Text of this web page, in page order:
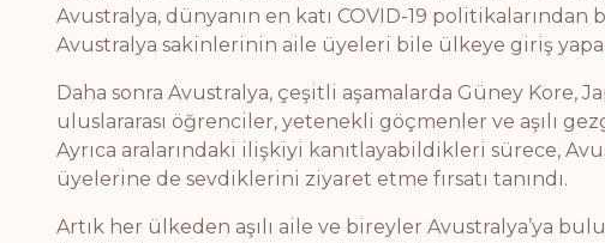
Avustralya, dünyanın en katı COVID-19
Avustralya sakinlerinin aile üyeleri bile ülkeye giriş
Daha sonra Avustralya, çeşitli aşamalarda Güney Kore,
uluslararası öğrenciler, yetenekli göçmenler ve aşılı
Ayrıca aralarındaki ilişkiyi kanıtlayabildikleri sürece,
üyelerine de sevdiklerini ziyaret etme fırsatı tanındı.
Artık her ülkeden aşılı aile ve bireyler Avustralya’ya